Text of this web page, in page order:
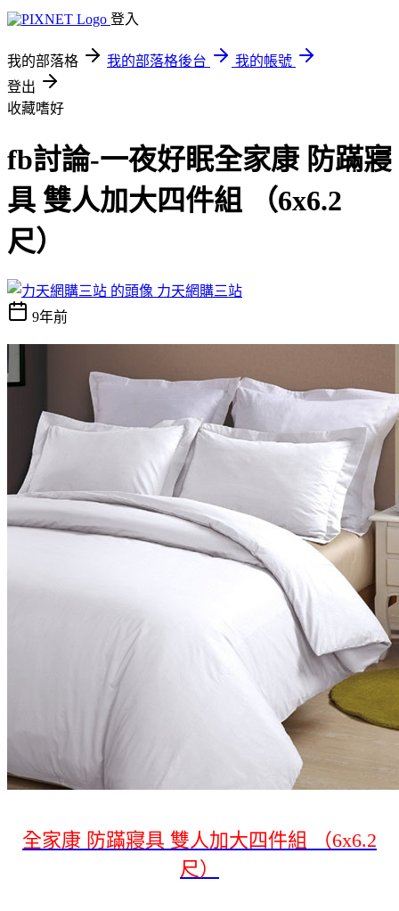
登入
我的部落格 我的部落格後台
我的帳號
登出
收藏嗜好
fb討論-一夜好眠全家康 防蹣寢
具 雙人加大四件組 （6x6.2
尺）
力天網購三站
9年前
全家康 防蹣寢具 雙人加大四件組 （6x6.2
尺）